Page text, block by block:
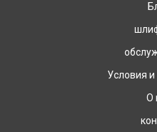
Условия
О